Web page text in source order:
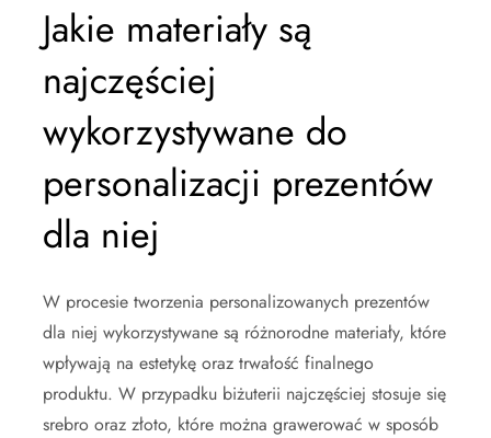
Jakie materiały są
najczęściej
wykorzystywane do
personalizacji prezentów
dla niej
W procesie tworzenia personalizowanych prezentów
dla niej wykorzystywane są różnorodne materiały, które
wpływają na estetykę oraz trwałość finalnego
produktu. W przypadku biżuterii najczęściej stosuje się
srebro oraz złoto, które można grawerować w sposób